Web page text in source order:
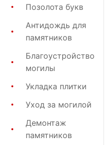
Позолота букв
Антидождь для
памятников
Благоустройство
могилы
Укладка плитки
Уход за могилой
Демонтаж
памятников